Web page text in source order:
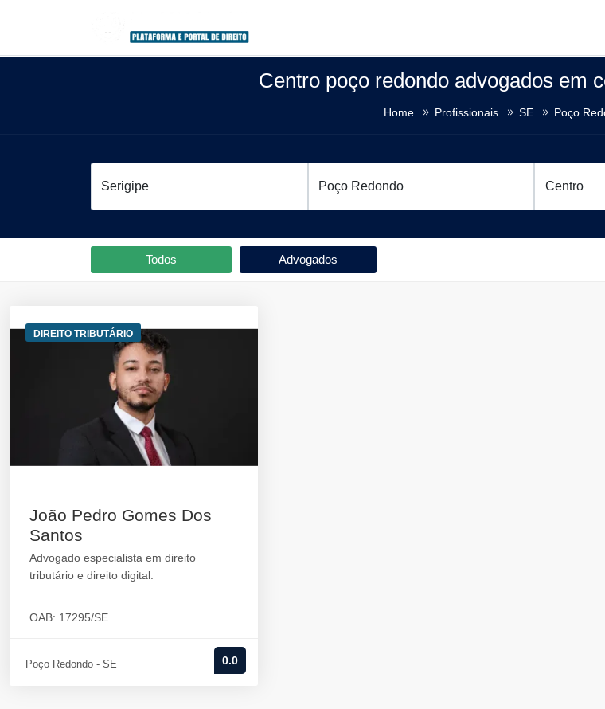
Centro poço redondo advogados em
Home Profissionais SE Poço
Todos Advogados
DIREITO TRIBUTÁRIO
João Pedro Gomes Dos
Santos
Advogado especialista em direito
tributário e direito digital.
OAB: 17295/SE
Poço Redondo - SE 0.0